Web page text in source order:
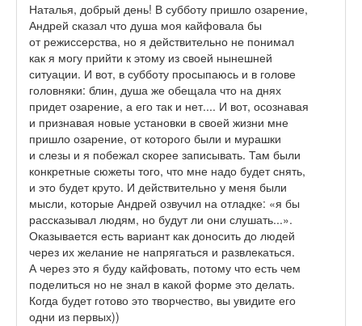
Наталья, добрый день! В субботу пришло озарение,
Андрей сказал что душа моя кайфовала бы
от режиссерства, но я действительно не понимал
как я могу прийти к этому из своей нынешней
ситуации. И вот, в субботу просыпаюсь и в голове
головняки: блин, душа же обещала что на днях
придет озарение, а его так и нет.... И вот, осознавая
и признавая новые установки в своей жизни мне
пришло озарение, от которого были и мурашки
и слезы и я побежал скорее записывать. Там были
конкретные сюжеты того, что мне надо будет снять,
и это будет круто. И действительно у меня были
мысли, которые Андрей озвучил на отладке: «я бы
рассказывал людям, но будут ли они слушать...».
Оказывается есть вариант как доносить до людей
через их желание не напрягаться и развлекаться.
А через это я буду кайфовать, потому что есть чем
поделиться но не знал в какой форме это делать.
Когда будет готово это творчество, вы увидите его
одни из первых))